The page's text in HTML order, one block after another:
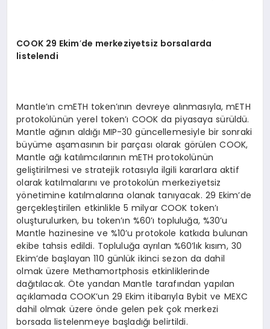
COOK 29 Ekim’de merkeziyetsiz borsalarda
listelendi
Mantle’ın cmETH token’ının devreye alınmasıyla, mETH
protokolünün yerel token’ı COOK da piyasaya sürüldü.
Mantle ağının aldığı MIP-30 güncellemesiyle bir sonraki
büyüme aşamasının bir parçası olarak görülen COOK,
Mantle ağı katılımcılarının mETH protokolünün
geliştirilmesi ve stratejik rotasıyla ilgili kararlara aktif
olarak katılmalarını ve protokolün merkeziyetsiz
yönetimine katılmalarına olanak tanıyacak. 29 Ekim’de
gerçekleştirilen etkinlikle 5 milyar COOK token’ı
oluşturulurken, bu token’ın %60’ı topluluğa, %30’u
Mantle hazinesine ve %10’u protokole katkıda bulunan
ekibe tahsis edildi. Topluluğa ayrılan %60’lık kısım, 30
Ekim’de başlayan 110 günlük ikinci sezon da dahil
olmak üzere Methamortphosis etkinliklerinde
dağıtılacak. Öte yandan Mantle tarafından yapılan
açıklamada COOK’un 29 Ekim itibarıyla Bybit ve MEXC
dahil olmak üzere önde gelen pek çok merkezi
borsada listelenmeye başladığı belirtildi.